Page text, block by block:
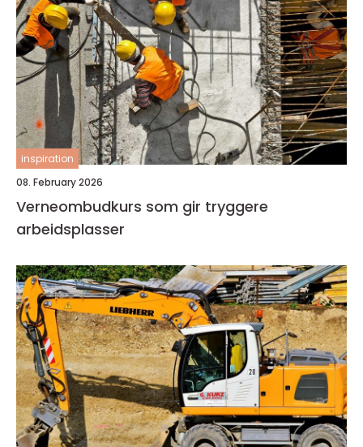
inspiration
08. February 2026
Verneombudkurs som gir tryggere
arbeidsplasser